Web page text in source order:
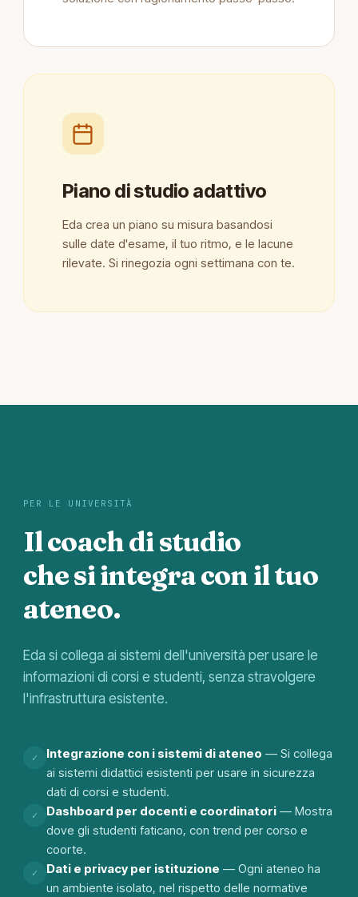
Piano di studio adattivo
Eda crea un piano su misura basandosi
sulle date d'esame, il tuo ritmo, e le lacune
rilevate. Si rinegozia ogni settimana con te.
PER LE UNIVERSITÀ
Il coach di studio
che si integra con il tuo
ateneo.
Eda si collega ai sistemi dell'università per usare le
informazioni di corsi e studenti, senza stravolgere
l'infrastruttura esistente.
✓ Integrazione con i sistemi di ateneo — Si collega
ai sistemi didattici esistenti per usare in sicurezza
dati di corsi e studenti.
✓ Dashboard per docenti e coordinatori— Mostra
dove gli studenti faticano, con trend per corso e
coorte.
✓ Dati e privacy per istituzione — Ogni ateneo ha
un ambiente isolato, nel rispetto delle normative